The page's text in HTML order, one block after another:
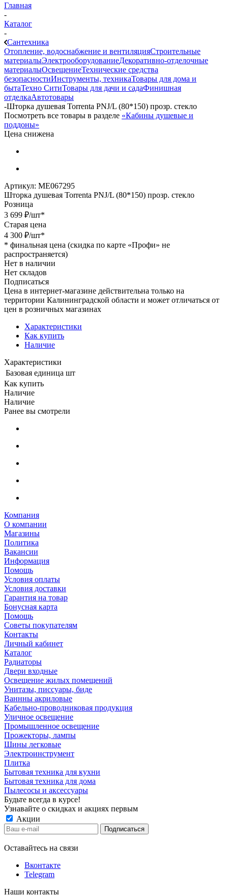
Главная
-
Каталог
-
Сантехника
Отопление, водоснабжение и вентиляцияСтроительные
материалыЭлектрооборудованиеДекоративно-отделочные
материалыОсвещениеТехнические средства
безопасностиИнструменты, техникаТовары для дома и
бытаТехно СитиТовары для дачи и садаФинишная
отделкаАвтотовары
-Шторка душевая Torrenta PNJ/L (80*150) прозр. стекло
Посмотреть все товары в разделе «Кабины душевые и
поддоны»
Цена снижена
Артикул: МЕ067295
Шторка душевая Torrenta PNJ/L (80*150) прозр. стекло
Розница
3 699 ₽/шт*
Старая цена
4 300 ₽/шт*
* финальная цена (скидка по карте «Профи» не
распространяется)
Нет в наличии
Нет складов
Подписаться
Цена в интернет-магазине действительна только на
территории Калининградской области и может отличаться от
цен в розничных магазинах
Характеристики
Как купить
Наличие
Характеристики
Базовая единица шт
Как купить
Наличие
Наличие
Ранее вы смотрели
Компания
О компании
Магазины
Политика
Вакансии
Информация
Помощь
Условия оплаты
Условия доставки
Гарантия на товар
Бонусная карта
Помощь
Советы покупателям
Контакты
Личный кабинет
Каталог
Радиаторы
Двери входные
Освещение жилых помещений
Унитазы, писсуары, биде
Ваннны акриловые
Кабельно-проводниковая продукция
Уличное освещение
Промышленное освещение
Прожекторы, лампы
Шины легковые
Электроинструмент
Плитка
Бытовая техника для кухни
Бытовая техника для дома
Пылесосы и аксессуары
Будьте всегда в курсе!
Узнавайте о скидках и акциях первым
Акции
Оставайтесь на связи
Вконтакте
Telegram
Наши контакты